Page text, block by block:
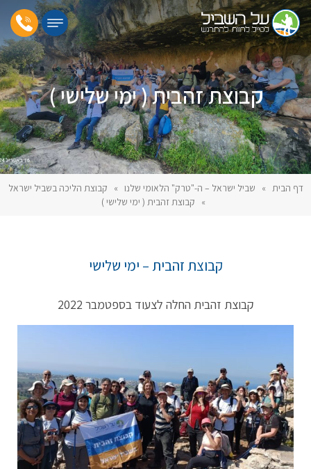
קבוצת זהבית ( ימי שלישי )
דף הבית » שביל ישראל – ה-"טרק" הלאומי שלנו » קבוצת הליכה בשביל ישראל
» קבוצת זהבית ( ימי שלישי )
קבוצת זהבית – ימי שלישי
קבוצת זהבית החלה לצעוד בספטמבר 2022